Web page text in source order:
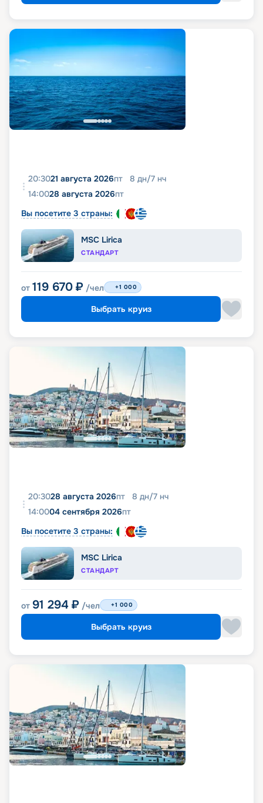
20:3021 августа 2026пт 8 дн/7 нч
14:0028 августа 2026пт
Вы посетите 3 страны:
MSC Lirica
СТАНДАРТ
от 119 670 ₽ /чел +1 000
Выбрать круиз
20:3028 августа 2026пт 8 дн/7 нч
14:0004 сентября 2026пт
Вы посетите 3 страны:
MSC Lirica
СТАНДАРТ
от 91 294 ₽ /чел +1 000
Выбрать круиз